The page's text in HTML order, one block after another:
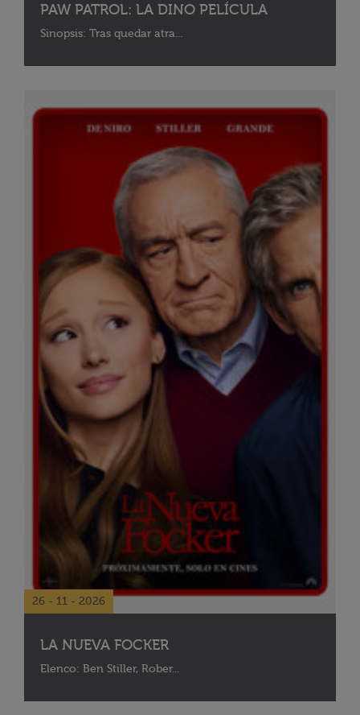
PAW PATROL: LA DINO PELÍCULA
Sinopsis: Tras quedar atra...
26 - 11 - 2026
LA NUEVA FOCKER
Elenco: Ben Stiller, Rober...